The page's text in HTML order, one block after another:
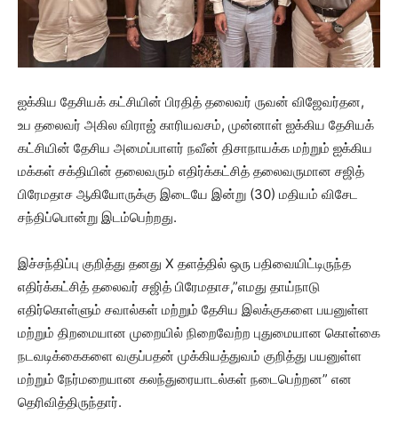
ஐக்கிய தேசியக் கட்சியின் பிரதித் தலைவர் ருவன் விஜேவர்தன,
உப தலைவர் அகில விராஜ் காரியவசம், முன்னாள் ஐக்கிய தேசியக்
கட்சியின் தேசிய அமைப்பாளர் நவீன் திசாநாயக்க மற்றும் ஐக்கிய
மக்கள் சக்தியின் தலைவரும் எதிர்க்கட்சித் தலைவருமான சஜித்
பிரேமதாச ஆகியோருக்கு இடையே இன்று (30) மதியம் விசேட
சந்திப்பொன்று இடம்பெற்றது.
இச்சந்திப்பு குறித்து தனது X தளத்தில் ஒரு பதிவையிட்டிருந்த
எதிர்க்கட்சித் தலைவர் சஜித் பிரேமதாச,”எமது தாய்நாடு
எதிர்கொள்ளும் சவால்கள் மற்றும் தேசிய இலக்குகளை பயனுள்ள
மற்றும் திறமையான முறையில் நிறைவேற்ற புதுமையான கொள்கை
நடவடிக்கைகளை வகுப்பதன் முக்கியத்துவம் குறித்து பயனுள்ள
மற்றும் நேர்மறையான கலந்துரையாடல்கள் நடைபெற்றன” என
தெரிவித்திருந்தார்.